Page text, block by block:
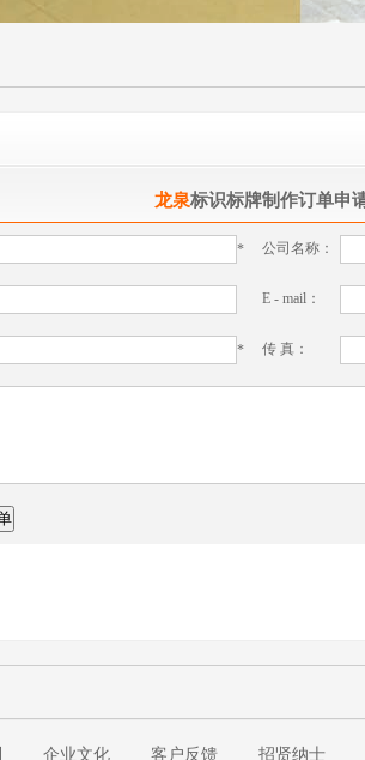
龙泉标识标牌制作订单申
* 公司名称：
E - mail：
* 传 真：
企业文化 客户反馈 招贤纳士